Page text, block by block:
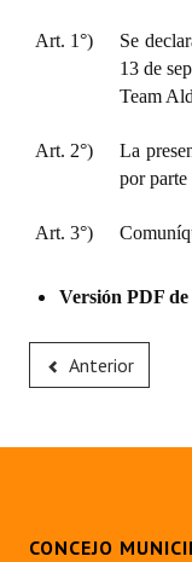
Art. 1°)
Se
13 de
Team
Art. 2°)
La
por
Art. 3°)
Versión PDF
Anterior
CONCEJO